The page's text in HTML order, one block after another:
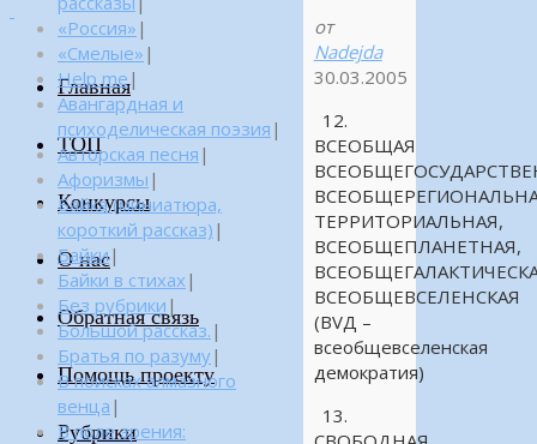
Главная
ТОП
Конкурсы
О нас
Обратная связь
Помощь проекту
Рубрики
от
Nadejda
30.03.2005
12.
ВСЕОБЩАЯ
ТЕРРИТОРИАЛЬНАЯ,
ВСЕОБЩЕПЛАНЕТНАЯ,
ВСЕОБЩЕВСЕЛЕНСКАЯ
(ВVД –
всеобщевселенская
демократия)
13.
«Россия» |
«Смелые» |
Help me|
Авангардная и
психоделическая поэзия |
Авторская песня |
Афоризмы |
Байка (миниатюра,
короткий рассказ) |
Байки|
Байки в стихах |
Без рубрики |
Большой рассказ. |
Братья по разуму|
В поисках алмазного
венца |
В поле зрения: